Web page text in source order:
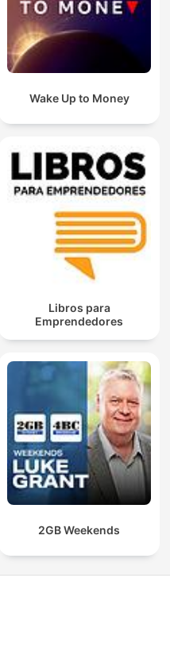
Wake Up to Money
Libros para
Emprendedores
2GB Weekends